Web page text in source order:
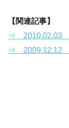
【関連記事】
⇒ 2010.02.03
⇒ 2009.12.12